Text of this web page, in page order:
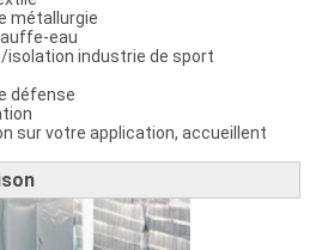
métallurgie
eau
isolation industrie de sport
défense
sur votre application, accueillent